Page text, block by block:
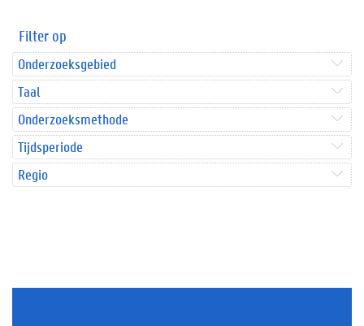
Filter op
Onderzoeksgebied
Taal
Onderzoeksmethode
Tijdsperiode
Regio